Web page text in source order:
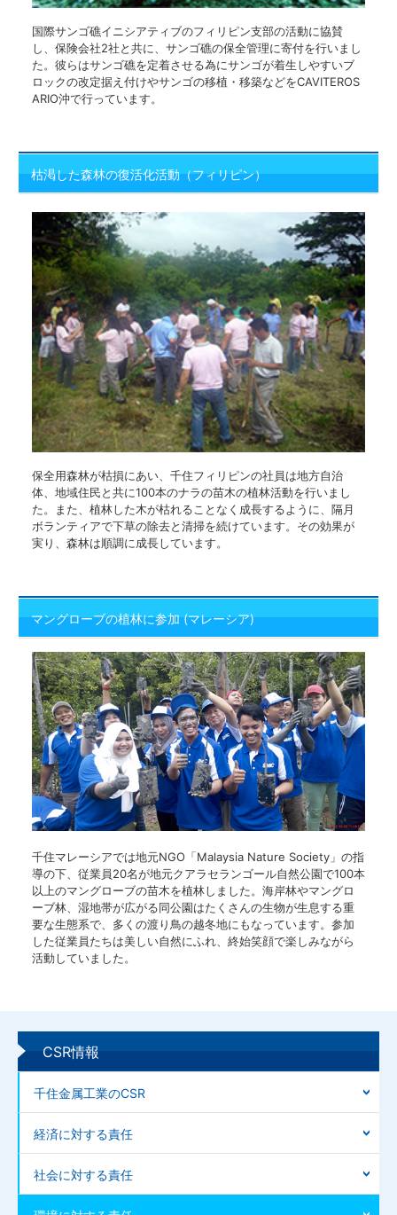
国際サンゴ礁イニシアティブのフィリピン支部の活動に協賛
し、保険会社2社と共に、サンゴ礁の保全管理に寄付を行いまし
た。彼らはサンゴ礁を定着させる為にサンゴが着生しやすいブ
ロックの改定据え付けやサンゴの移植・移築などをCAVITEROS
ARIO沖で行っています。
枯渇した森林の復活化活動（フィリピン）
保全用森林が枯損にあい、千住フィリピンの社員は地方自治
体、地域住民と共に100本のナラの苗木の植林活動を行いまし
た。また、植林した木が枯れることなく成長するように、隔月
ボランティアで下草の除去と清掃を続けています。その効果が
実り、森林は順調に成長しています。
マングローブの植林に参加 (マレーシア)
千住マレーシアでは地元NGO「Malaysia Nature Society」の指
導の下、従業員20名が地元クアラセランゴール自然公園で100本
以上のマングローブの苗木を植林しました。海岸林やマングロ
ーブ林、湿地帯が広がる同公園はたくさんの生物が生息する重
要な生態系で、多くの渡り鳥の越冬地にもなっています。参加
した従業員たちは美しい自然にふれ、終始笑顔で楽しみながら
活動していました。
CSR情報
千住金属工業のCSR
経済に対する責任
社会に対する責任